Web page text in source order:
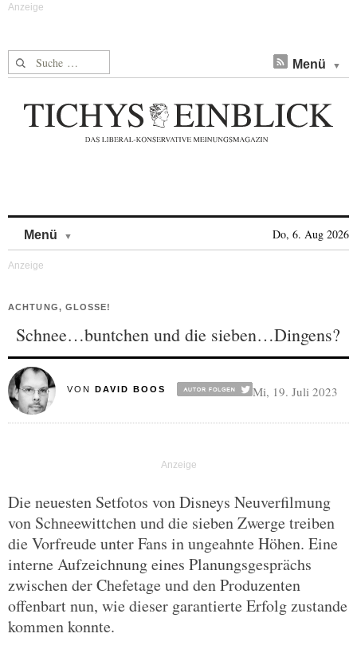
Suche nach: Menü
Menü Do, 6. Aug 2026
ACHTUNG, GLOSSE!
Schnee…buntchen und die sieben…Dingens?
VON DAVID BOOS Mi, 19. Juli 2023
Die neuesten Setfotos von Disneys Neuverfilmung
von Schneewittchen und die sieben Zwerge treiben
die Vorfreude unter Fans in ungeahnte Höhen. Eine
interne Aufzeichnung eines Planungsgesprächs
zwischen der Chefetage und den Produzenten
offenbart nun, wie dieser garantierte Erfolg zustande
kommen konnte.